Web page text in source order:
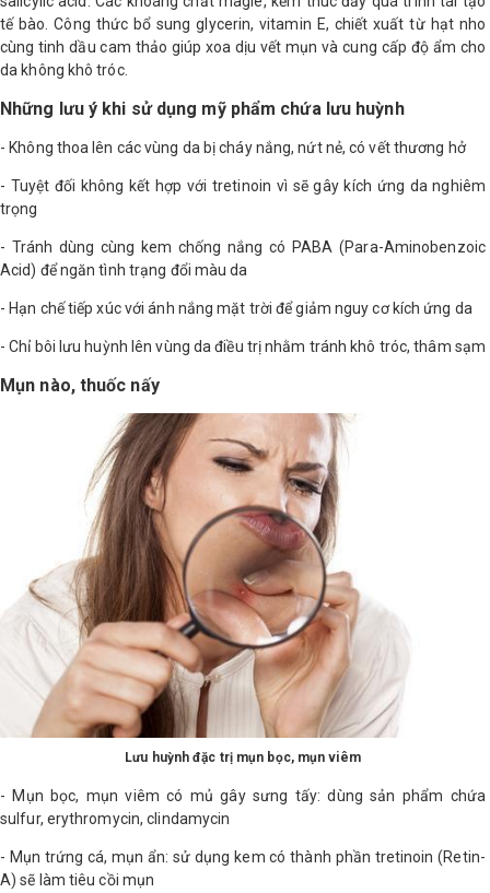
tế bào. Công thức bổ sung glycerin, vitamin E, chiết xuất từ hạt nho
cùng tinh dầu cam thảo giúp xoa dịu vết mụn và cung cấp độ ẩm cho
da không khô tróc.
Những lưu ý khi sử dụng mỹ phẩm chứa lưu huỳnh
- Không thoa lên các vùng da bị cháy nắng, nứt nẻ, có vết thương hở
- Tuyệt đối không kết hợp với tretinoin vì sẽ gây kích ứng da nghiêm
trọng
- Tránh dùng cùng kem chống nắng có PABA (Para-Aminobenzoic
Acid) để ngăn tình trạng đổi màu da
- Hạn chế tiếp xúc với ánh nắng mặt trời để giảm nguy cơ kích ứng da
- Chỉ bôi lưu huỳnh lên vùng da điều trị nhằm tránh khô tróc, thâm sạm
Mụn nào, thuốc nấy
Lưu huỳnh đặc trị mụn bọc, mụn viêm
- Mụn bọc, mụn viêm có mủ gây sưng tấy: dùng sản phẩm chứa
sulfur, erythromycin, clindamycin
- Mụn trứng cá, mụn ẩn: sử dụng kem có thành phần tretinoin (Retin-
A) sẽ làm tiêu cồi mụn